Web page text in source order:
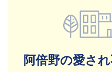
阿倍野の愛さ